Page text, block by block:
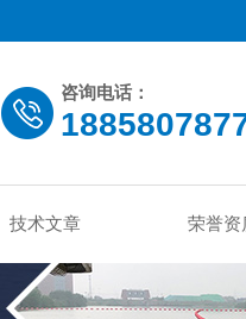
咨询电话：
技术文章 荣誉资